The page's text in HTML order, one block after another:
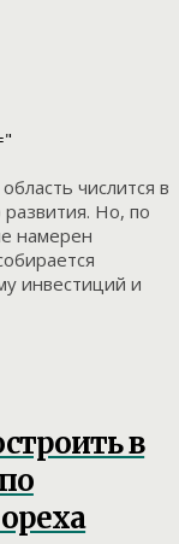
числится в
Но, по
намерен
инвестиций и
в